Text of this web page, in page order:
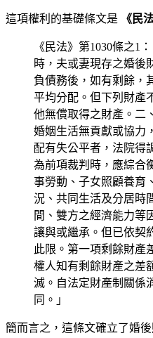
這項權利的基礎條文是 《民
《民法》第1030條之1
時，夫或妻現存之婚後
負債務後，如有剩餘，
平均分配。但下列財產
他無償取得之財產。二
婚姻生活無貢獻或協力
配有失公平者，法院得
為前項裁判時，應綜合
事勞動、子女照顧養育
況、共同生活及分居時
間、雙方之經濟能力等
讓與或繼承。但已依契
此限。第一項剩餘財產
權人知有剩餘財產之差
滅。自法定財產制關係
同。」
簡而言之，這條文確立了婚